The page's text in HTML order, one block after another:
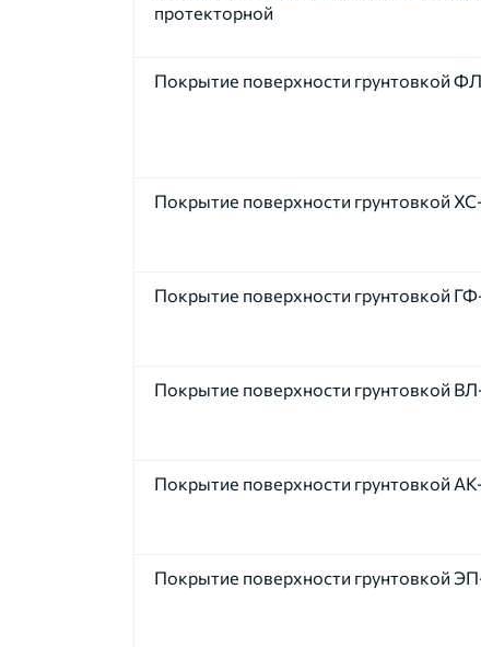
протекторной
Покрытие поверхности грунтовкой
Покрытие поверхности грунтовкой
Покрытие поверхности грунтовкой
Покрытие поверхности грунтовкой
Покрытие поверхности грунтовкой
Покрытие поверхности грунтовкой